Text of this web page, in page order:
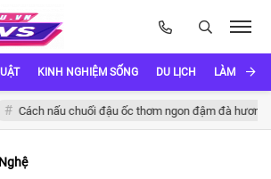
KINH NGHIỆM SỐNG DU LỊCH LÀM ĐẸP
nấu chuối đậu ốc thơm ngon đậm đà hương vị Việt